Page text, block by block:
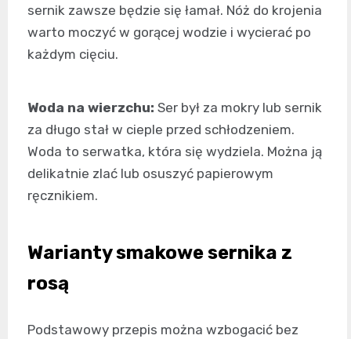
sernik zawsze będzie się łamał. Nóż do krojenia
warto moczyć w gorącej wodzie i wycierać po
każdym cięciu.
Woda na wierzchu: Ser był za mokry lub sernik
za długo stał w cieple przed schłodzeniem.
Woda to serwatka, która się wydziela. Można ją
delikatnie zlać lub osuszyć papierowym
ręcznikiem.
Warianty smakowe sernika z
rosą
Podstawowy przepis można wzbogacić bez